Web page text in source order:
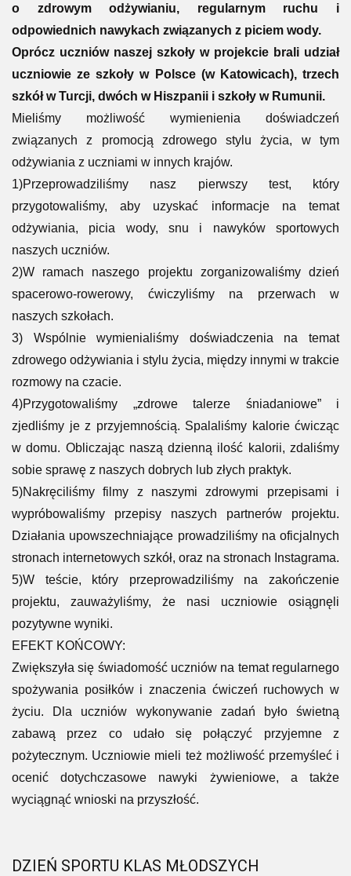
o zdrowym odżywianiu, regularnym ruchu i
odpowiednich nawykach związanych z piciem wody.
Oprócz uczniów naszej szkoły w projekcie brali udział
uczniowie ze szkoły w Polsce (w Katowicach), trzech
szkół w Turcji, dwóch w Hiszpanii i szkoły w Rumunii.
Mieliśmy możliwość wymienienia doświadczeń
związanych z promocją zdrowego stylu życia, w tym
odżywiania z uczniami w innych krajów.
1)Przeprowadziliśmy nasz pierwszy test, który
przygotowaliśmy, aby uzyskać informacje na temat
odżywiania, picia wody, snu i nawyków sportowych
naszych uczniów.
2)W ramach naszego projektu zorganizowaliśmy dzień
spacerowo-rowerowy, ćwiczyliśmy na przerwach w
naszych szkołach.
3) Wspólnie wymienialiśmy doświadczenia na temat
zdrowego odżywiania i stylu życia, między innymi w trakcie
rozmowy na czacie.
4)Przygotowaliśmy „zdrowe talerze śniadaniowe” i
zjedliśmy je z przyjemnością. Spalaliśmy kalorie ćwicząc
w domu. Obliczając naszą dzienną ilość kalorii, zdaliśmy
sobie sprawę z naszych dobrych lub złych praktyk.
5)Nakręciliśmy filmy z naszymi zdrowymi przepisami i
wypróbowaliśmy przepisy naszych partnerów projektu.
Działania upowszechniające prowadziliśmy na oficjalnych
stronach internetowych szkół, oraz na stronach Instagrama.
5)W teście, który przeprowadziliśmy na zakończenie
projektu, zauważyliśmy, że nasi uczniowie osiągnęli
pozytywne wyniki.
EFEKT KOŃCOWY:
Zwiększyła się świadomość uczniów na temat regularnego
spożywania posiłków i znaczenia ćwiczeń ruchowych w
życiu. Dla uczniów wykonywanie zadań było świetną
zabawą przez co udało się połączyć przyjemne z
pożytecznym. Uczniowie mieli też możliwość przemyśleć i
ocenić dotychczasowe nawyki żywieniowe, a także
wyciągnąć wnioski na przyszłość.
DZIEŃ SPORTU KLAS MŁODSZYCH